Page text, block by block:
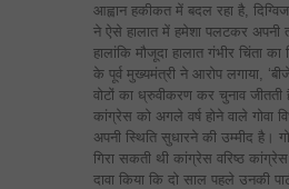
आह्वान हकीकत में बदल रहा है,
ने ऐसे हालात में हमेशा पलटकर अपनी
हालांकि मौजूदा हालात गंभीर चिंता
के पूर्व मुख्यमंत्री ने आरोप लगाया,
वोटों का ध्रुवीकरण कर चुनाव जीतती
कांग्रेस को अगले वर्ष होने वाले गोवा
अपनी स्थिति सुधारने की उम्मीद है।
गिरा सकती थी कांग्रेस वरिष्ठ
दावा किया कि दो साल पहले उनकी